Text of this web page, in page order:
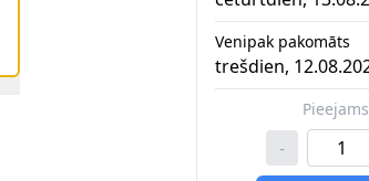
Venipak pakomāts
trešdien,
-